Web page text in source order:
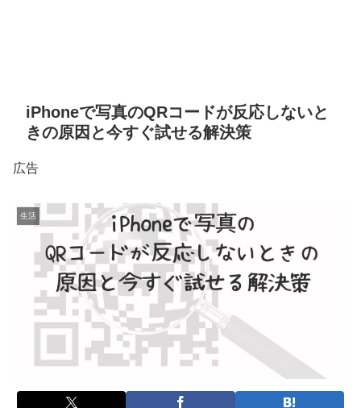
iPhoneで写真のQRコードが反応しないと
きの原因と今すぐ試せる解決策
広告
生活